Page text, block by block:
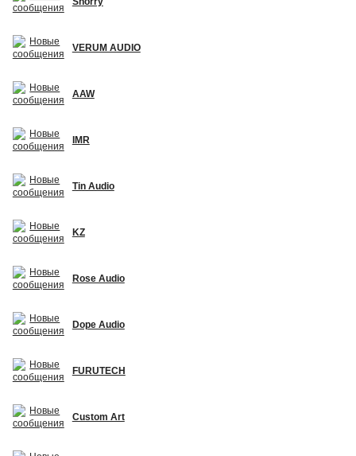
VERUM AUDIO
AAW
IMR
Tin Audio
KZ
Rose Audio
Dope Audio
FURUTECH
Custom Art